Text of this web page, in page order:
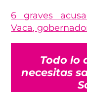
6 graves
Vaca,
Todo lo
necesitas